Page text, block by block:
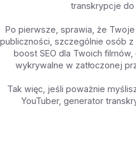
transkrypcje do
Po pierwsze, sprawia, że
publiczności, szczególnie osób z
boost SEO dla Twoich
wykrywalne w zatłoczonej
Tak więc, jeśli poważnie
YouTuber, generator